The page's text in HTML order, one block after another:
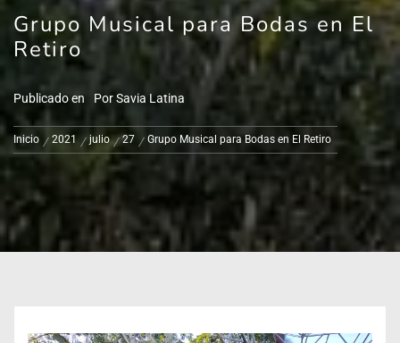
Grupo Musical para Bodas en El
Retiro
Publicado en PorSavia Latina
Inicio 2021 julio 27 Grupo Musical para Bodas en El Retiro